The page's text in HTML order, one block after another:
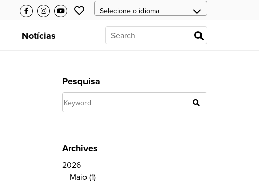
Notícias
Pesquisa
Archives
2026
Maio (1)